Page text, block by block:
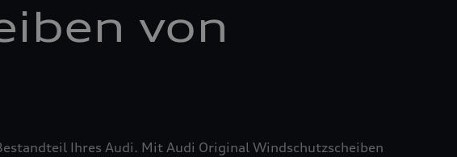
von
Ihres Audi. Mit Audi Original Windschutzscheiben